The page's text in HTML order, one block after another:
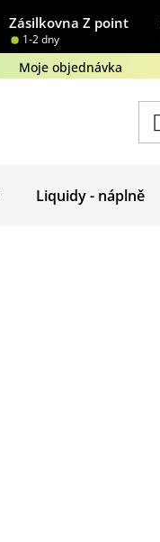
Zásilkovna Z point
1-2 dny
Moje objednávka
Liquidy - náplně